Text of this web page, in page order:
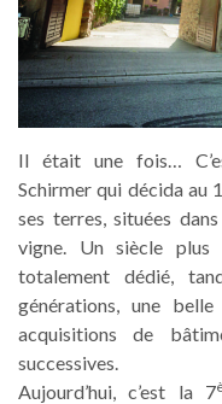
Il était une fois…
Schirmer qui décida au
ses terres, situées
vigne. Un siècle
totalement dédié,
générations, une
acquisitions de
successives.
Aujourd’hui, c’est la 7